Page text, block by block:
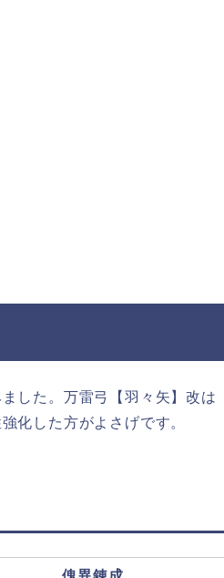
した。万雷弓【羽々矢】改は
化した方がよさげです。